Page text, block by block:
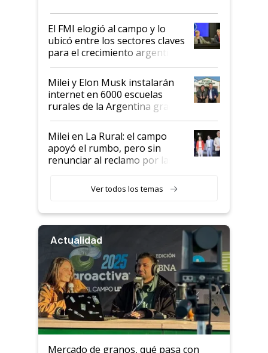
de Milei
El FMI elogió al campo y lo
ubicó entre los sectores claves
para el crecimiento argentino
Milei y Elon Musk instalarán
internet en 6000 escuelas
rurales de la Argentina gracias
a un acuerdo con Starlink
Milei en La Rural: el campo
apoyó el rumbo, pero sin
renunciar al reclamo por las
Ver todos los temas
Actualidad
Mercado de granos, qué pasa con